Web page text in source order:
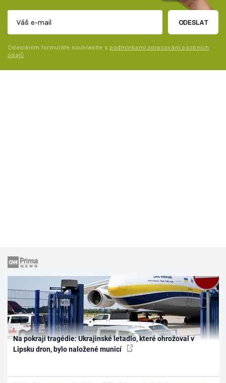
ODESLAT
Odesláním formuláře souhlasíte s podmínkami zpracování osobních
údajů
Na pokraji tragédie: Ukrajinské letadlo, které ohrožoval v
Lipsku dron, bylo naložené municí